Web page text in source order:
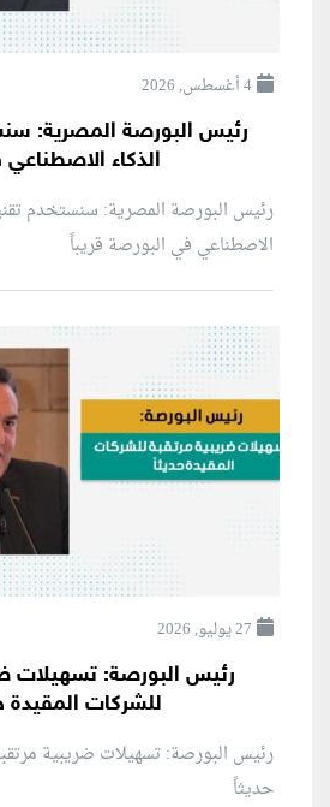
4 أغسطس, 2026
رئيس البورصة المصرية:
الذكاء الاصطناعي
رئيس البورصة المصرية: سنستخدم
الاصطناعي في البورصة قريباً
27 يوليو, 2026
رئيس البورصة: تسهيلات
للشركات المقيدة
رئيس البورصة: تسهيلات ضريبية
حديثاً